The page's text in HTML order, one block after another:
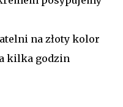
na złoty kolor
kilka godzin